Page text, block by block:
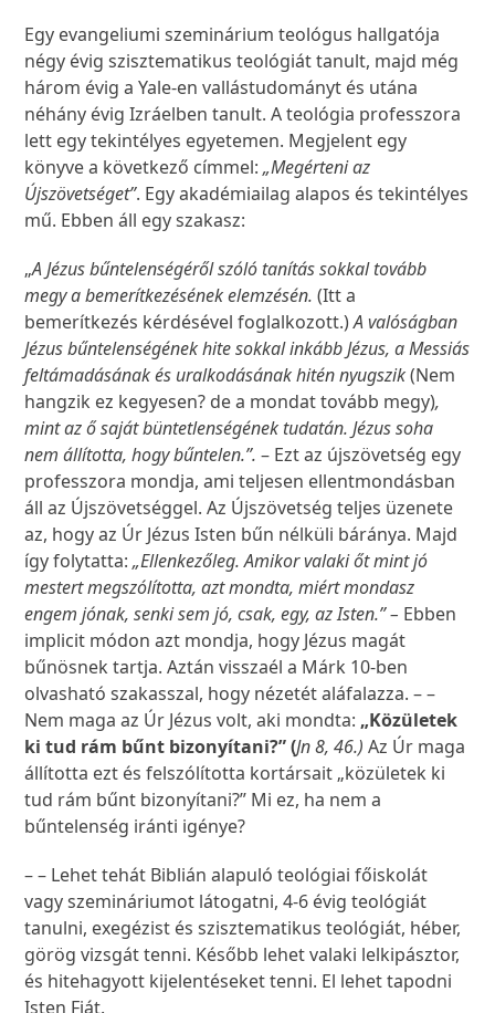
Egy evangeliumi szeminárium teológus hallgatója
négy évig szisztematikus teológiát tanult, majd még
három évig a Yale-en vallástudományt és utána
néhány évig Izráelben tanult. A teológia professzora
lett egy tekintélyes egyetemen. Megjelent egy
könyve a következő címmel:„Megérteni az
Újszövetséget”. Egy akadémiailag alapos és tekintélyes
mű. Ebben áll egy szakasz:
„A Jézus bűntelenségéről szóló tanítás sokkal tovább
megy a bemerítkezésének elemzésén.(Itt a
bemerítkezés kérdésével foglalkozott.)A valóságban
Jézus bűntelenségének hite sokkal inkább Jézus, a Messiás
feltámadásának és uralkodásának hitén nyugszik(Nem
hangzik ez kegyesen? de a mondat tovább megy),
mint az ő saját büntetlenségének tudatán. Jézus soha
nem állította, hogy bűntelen.”.– Ezt az újszövetség egy
professzora mondja, ami teljesen ellentmondásban
áll az Újszövetséggel. Az Újszövetség teljes üzenete
az, hogy az Úr Jézus Isten bűn nélküli báránya. Majd
így folytatta:„Ellenkezőleg. Amikor valaki őt mint jó
mestert megszólította, azt mondta, miért mondasz
engem jónak, senki sem jó, csak, egy, az Isten.” – Ebben
implicit módon azt mondja, hogy Jézus magát
bűnösnek tartja. Aztán visszaél a Márk 10-ben
olvasható szakasszal, hogy nézetét aláfalazza. – –
Nem maga az Úr Jézus volt, aki mondta: „Közületek
ki tud rám bűnt bizonyítani?” (Jn 8, 46.)Az Úr maga
állította ezt és felszólította kortársait „közületek ki
tud rám bűnt bizonyítani?” Mi ez, ha nem a
bűntelenség iránti igénye?
– – Lehet tehát Biblián alapuló teológiai főiskolát
vagy szemináriumot látogatni, 4-6 évig teológiát
tanulni, exegézist és szisztematikus teológiát, héber,
görög vizsgát tenni. Később lehet valaki lelkipásztor,
és hitehagyott kijelentéseket tenni. El lehet tapodni
Isten Fiát.